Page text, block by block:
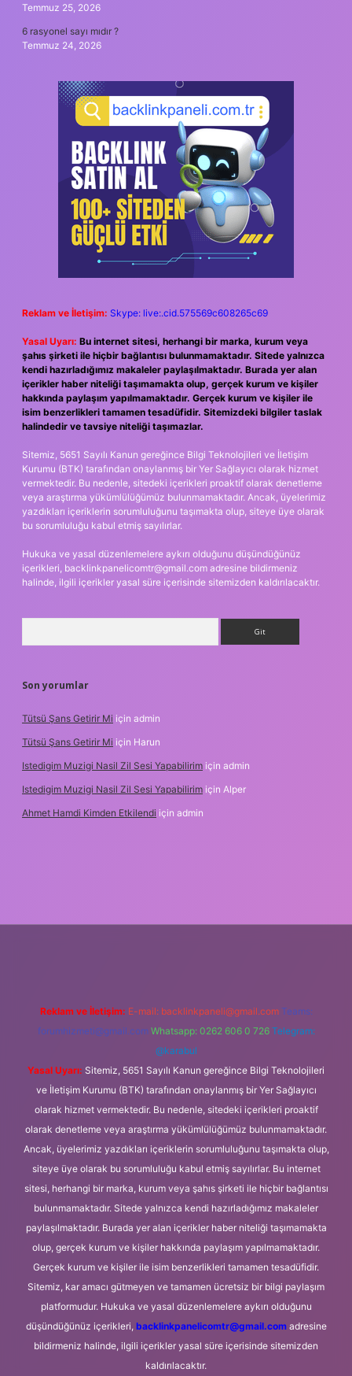
Temmuz 25, 2026
6 rasyonel sayı mıdır ?
Temmuz 24, 2026
Reklam ve İletişim: Skype: live:.cid.575569c608265c69
Yasal Uyarı: Bu internet sitesi, herhangi bir marka, kurum veya
şahıs şirketi ile hiçbir bağlantısı bulunmamaktadır. Sitede yalnızca
kendi hazırladığımız makaleler paylaşılmaktadır. Burada yer alan
içerikler haber niteliği taşımamakta olup, gerçek kurum ve kişiler
hakkında paylaşım yapılmamaktadır. Gerçek kurum ve kişiler ile
isim benzerlikleri tamamen tesadüfidir. Sitemizdeki bilgiler taslak
halindedir ve tavsiye niteliği taşımazlar.
Sitemiz, 5651 Sayılı Kanun gereğince Bilgi Teknolojileri ve İletişim
Kurumu (BTK) tarafından onaylanmış bir Yer Sağlayıcı olarak hizmet
vermektedir. Bu nedenle, sitedeki içerikleri proaktif olarak denetleme
veya araştırma yükümlülüğümüz bulunmamaktadır. Ancak, üyelerimiz
yazdıkları içeriklerin sorumluluğunu taşımakta olup, siteye üye olarak
bu sorumluluğu kabul etmiş sayılırlar.
Hukuka ve yasal düzenlemelere aykırı olduğunu düşündüğünüz
içerikleri, backlinkpanelicomtr@gmail.com adresine bildirmeniz
halinde, ilgili içerikler yasal süre içerisinde sitemizden kaldırılacaktır.
Son yorumlar
Tütsü Şans Getirir Mi için admin
Tütsü Şans Getirir Mi için Harun
Istedigim Muzigi Nasil Zil Sesi Yapabilirim için admin
Istedigim Muzigi Nasil Zil Sesi Yapabilirim için Alper
Ahmet Hamdi Kimden Etkilendi için admin
Reklam ve İletişim: E-mail: backlinkpaneli@gmail.com Teams:
forumhizmeti@gmail.com Whatsapp: 0262 606 0 726 Telegram:
@karabul
Yasal Uyarı: Sitemiz, 5651 Sayılı Kanun gereğince Bilgi Teknolojileri
ve İletişim Kurumu (BTK) tarafından onaylanmış bir Yer Sağlayıcı
olarak hizmet vermektedir. Bu nedenle, sitedeki içerikleri proaktif
olarak denetleme veya araştırma yükümlülüğümüz bulunmamaktadır.
Ancak, üyelerimiz yazdıkları içeriklerin sorumluluğunu taşımakta olup,
siteye üye olarak bu sorumluluğu kabul etmiş sayılırlar. Bu internet
sitesi, herhangi bir marka, kurum veya şahıs şirketi ile hiçbir bağlantısı
bulunmamaktadır. Sitede yalnızca kendi hazırladığımız makaleler
paylaşılmaktadır. Burada yer alan içerikler haber niteliği taşımamakta
olup, gerçek kurum ve kişiler hakkında paylaşım yapılmamaktadır.
Gerçek kurum ve kişiler ile isim benzerlikleri tamamen tesadüfidir.
Sitemiz, kar amacı gütmeyen ve tamamen ücretsiz bir bilgi paylaşım
platformudur. Hukuka ve yasal düzenlemelere aykırı olduğunu
düşündüğünüz içerikleri, backlinkpanelicomtr@gmail.comadresine
bildirmeniz halinde, ilgili içerikler yasal süre içerisinde sitemizden
kaldırılacaktır.